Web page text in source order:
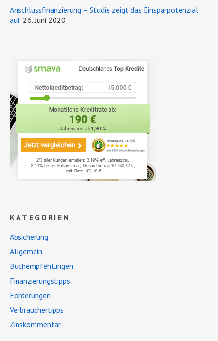
Anschlussfinanzierung – Studie zeigt das Einsparpotenzial
auf 26. Juni 2020
KATEGORIEN
Absicherung
Allgemein
Buchempfehlungen
Finanzierungstipps
Förderungen
Verbrauchertipps
Zinskommentar